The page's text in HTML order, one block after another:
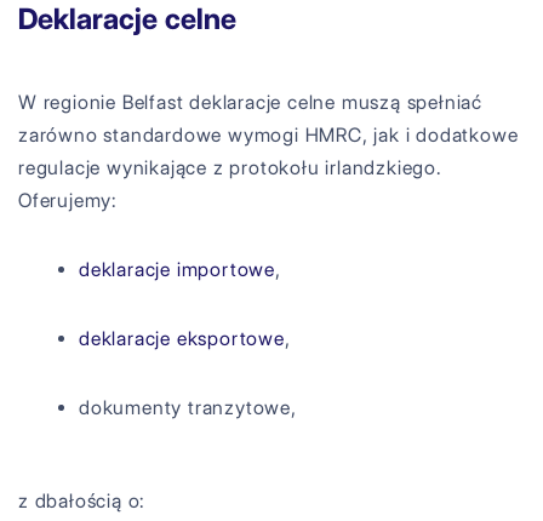
Deklaracje celne
W regionie Belfast deklaracje celne muszą spełniać
zarówno standardowe wymogi HMRC, jak i dodatkowe
regulacje wynikające z protokołu irlandzkiego.
Oferujemy:
deklaracje importowe,
deklaracje eksportowe,
dokumenty tranzytowe,
z dbałością o: